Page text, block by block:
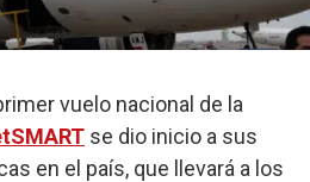
vuelo nacional de la
se dio inicio a sus
en el país, que llevará a los